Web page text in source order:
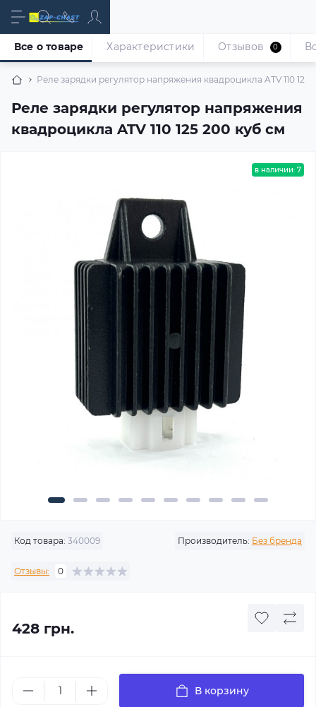
Реле зарядки регулятор напряжения квадроцикла ATV 110 125
Реле зарядки регулятор напряжения
квадроцикла ATV 110 125 200 куб см
Все о товаре Характеристики Отзывов 0
в наличии: 7
Код товара: 340009 Производитель: Без бренда
Отзывы: 0
428 грн.
В корзину